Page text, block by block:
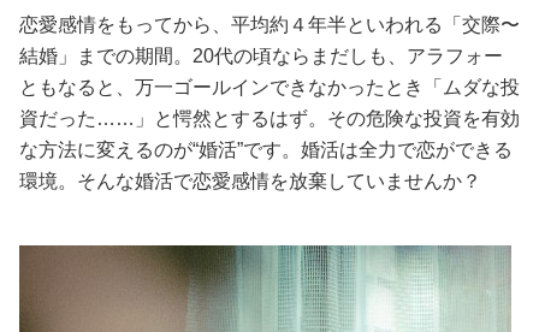
ファッション
恋愛/結婚/離婚
ワークスタイル
恋愛感情をもってから、平均約４年半といわれる「交際〜
結婚」までの期間。20代の頃ならまだしも、アラフォー
ともなると、万一ゴールインできなかったとき「ムダな投
資だった……」と愕然とするはず。その危険な投資を有効
な方法に変えるのが“婚活”です。婚活は全力で恋ができる
環境。そんな婚活で恋愛感情を放棄していませんか？